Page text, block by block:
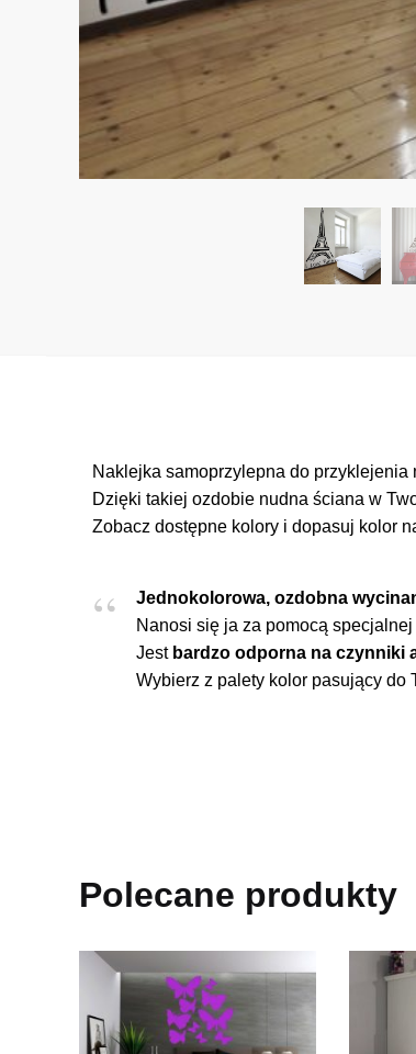
Naklejka samoprzylepna do
Dzięki takiej ozdobie nudna ściana w
Zobacz dostępne kolory i dopasuj kolor
Jednokolorowa, ozdobna
Nanosi się ja za pomocą
Jestbardzo odporna na czynniki
Wybierz z palety kolor pasujący do
Polecane produkty